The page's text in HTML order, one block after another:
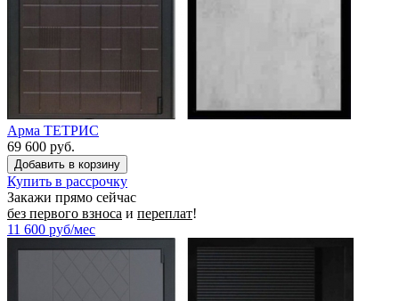
Арма ТЕТРИС
69 600 руб.
Купить в рассрочку
Закажи прямо сейчас
без первого взноса и переплат!
11 600 руб/мес